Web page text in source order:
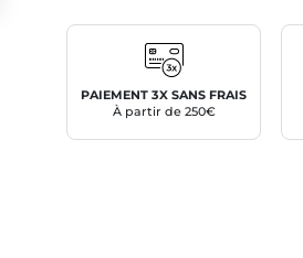
PAIEMENT 3X SANS FRAIS
À partir de 250€